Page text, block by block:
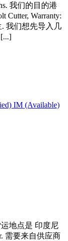
我们的目的港
Cutter, Warranty:
. 我们想先导入几
IM (Available)
地点是 印度尼
需要来自供应商